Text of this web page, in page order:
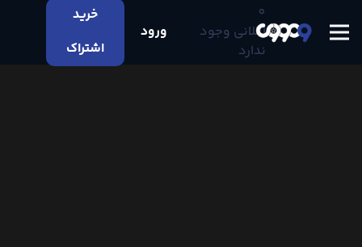
0
اعلانی وجود
ندارد
ورود
خرید
اشتراک